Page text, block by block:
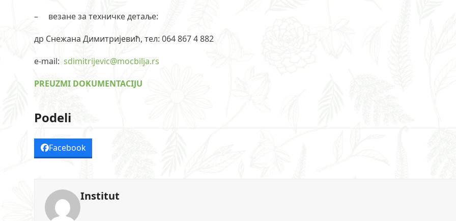
– везане за техничке детаље:
др Снежана Димитријевић, тел: 064 867 4 882
е-mail:sdimitrijevic@mocbilja.rs
PREUZMI DOKUMENTACIJU
Podeli
Facebook
Institut